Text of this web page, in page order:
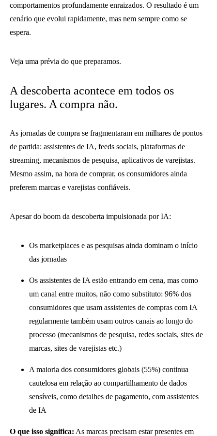
comportamentos profundamente enraizados. O resultado é um
cenário que evolui rapidamente, mas nem sempre como se
espera.
Veja uma prévia do que preparamos.
A descoberta acontece em todos os
lugares. A compra não.
As jornadas de compra se fragmentaram em milhares de pontos
de partida: assistentes de IA, feeds sociais, plataformas de
streaming, mecanismos de pesquisa, aplicativos de varejistas.
Mesmo assim, na hora de comprar, os consumidores ainda
preferem marcas e varejistas confiáveis.
Apesar do boom da descoberta impulsionada por IA:
Os marketplaces e as pesquisas ainda dominam o início
das jornadas
Os assistentes de IA estão entrando em cena, mas como
um canal entre muitos, não como substituto: 96% dos
consumidores que usam assistentes de compras com IA
regularmente também usam outros canais ao longo do
processo (mecanismos de pesquisa, redes sociais, sites de
marcas, sites de varejistas etc.)
A maioria dos consumidores globais (55%) continua
cautelosa em relação ao compartilhamento de dados
sensíveis, como detalhes de pagamento, com assistentes
de IA
O que isso significa: As marcas precisam estar presentes em